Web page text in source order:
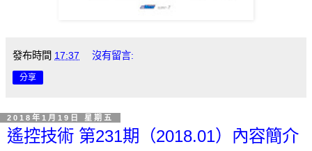
發布時間 17:37 沒有留言:
分享
2018年1月19日 星期五
遙控技術 第231期（2018.01）內容簡介